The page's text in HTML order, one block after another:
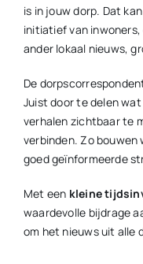
is in jouw dorp. Dat
initiatief van
ander lokaal nieuws,
De
Juist door te delen
verhalen zichtbaar te
verbinden. Zo bouwen
goed geïnformeerde
Met een kleine
waardevolle bijdrage
om het nieuws uit alle